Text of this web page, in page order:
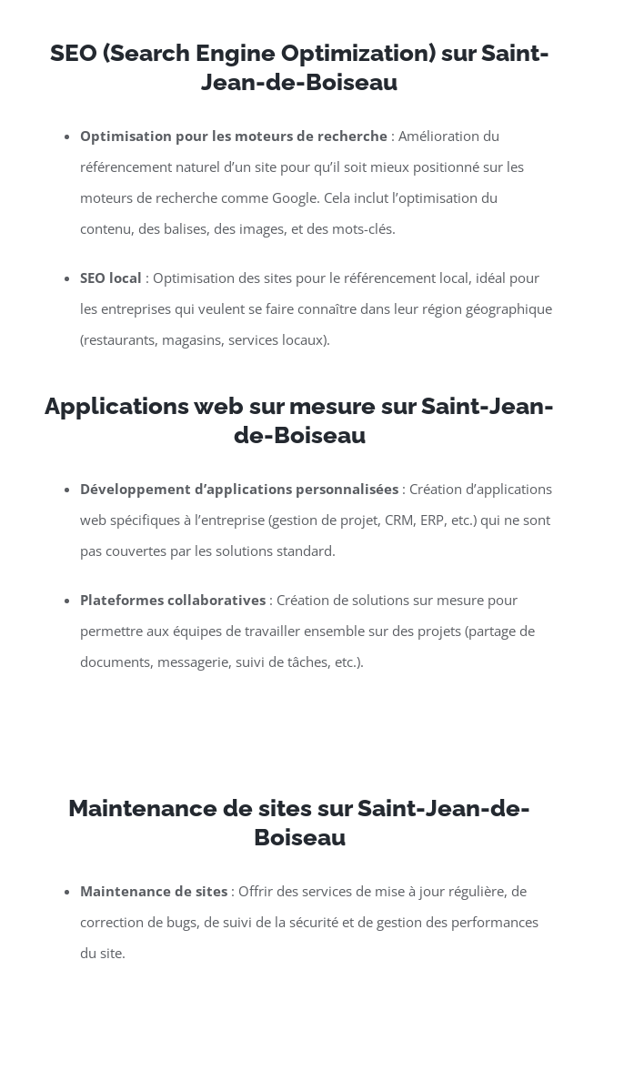
SEO (Search Engine Optimization) sur Saint-
Jean-de-Boiseau
Optimisation pour les moteurs de recherche : Amélioration du
référencement naturel d’un site pour qu’il soit mieux positionné sur les
moteurs de recherche comme Google. Cela inclut l’optimisation du
contenu, des balises, des images, et des mots-clés.
SEO local : Optimisation des sites pour le référencement local, idéal pour
les entreprises qui veulent se faire connaître dans leur région géographique
(restaurants, magasins, services locaux).
Applications web sur mesure sur Saint-Jean-
de-Boiseau
Développement d’applications personnalisées : Création d’applications
web spécifiques à l’entreprise (gestion de projet, CRM, ERP, etc.) qui ne sont
pas couvertes par les solutions standard.
Plateformes collaboratives : Création de solutions sur mesure pour
permettre aux équipes de travailler ensemble sur des projets (partage de
documents, messagerie, suivi de tâches, etc.).
Maintenance de sites sur Saint-Jean-de-
Boiseau
Maintenance de sites : Offrir des services de mise à jour régulière, de
correction de bugs, de suivi de la sécurité et de gestion des performances
du site.